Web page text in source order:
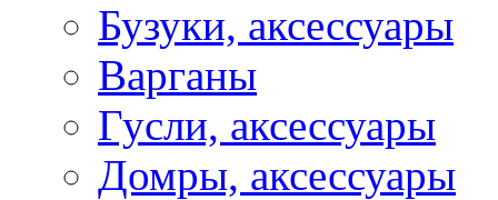
Бузуки, аксессуары
Варганы
Гусли, аксессуары
Домры, аксессуары